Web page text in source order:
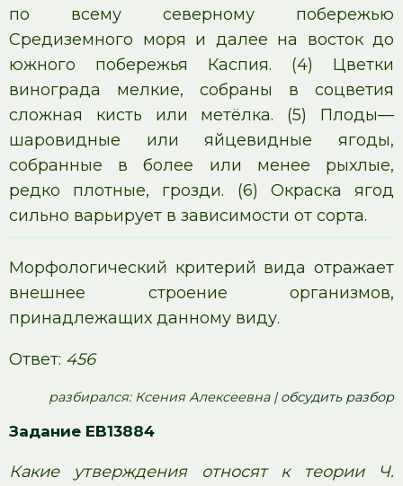
по всему северному побережью
Средиземного моря и далее на восток до
южного побережья Каспия. (4) Цветки
винограда мелкие, собраны в соцветия
сложная кисть или метёлка. (5) Плоды—
шаровидные или яйцевидные ягоды,
собранные в более или менее рыхлые,
редко плотные, грозди. (6) Окраска ягод
сильно варьирует в зависимости от сорта.
Морфологический критерий вида отражает
внешнее строение организмов,
принадлежащих данному виду.
Ответ: 456
pазбирался: Ксения Алексеевна |обсудить разбор
Задание EB13884
Какие утверждения относят к теории Ч.